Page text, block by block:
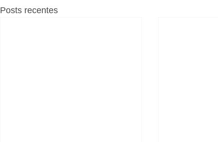
Posts recentes